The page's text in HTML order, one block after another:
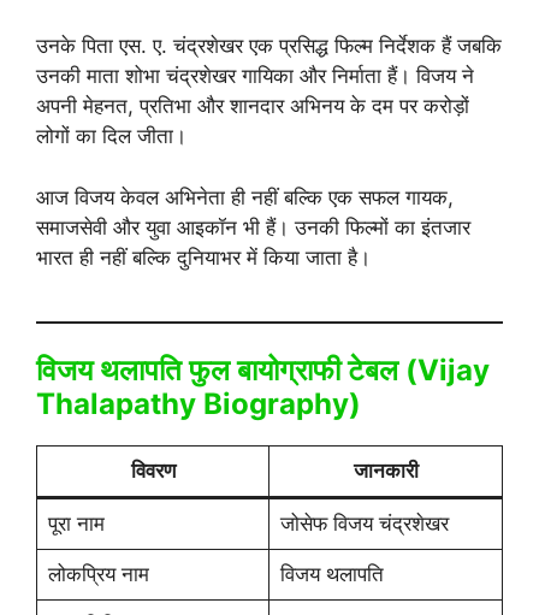
उनके पिता एस. ए. चंद्रशेखर एक प्रसिद्ध फिल्म निर्देशक हैं जबकि
उनकी माता शोभा चंद्रशेखर गायिका और निर्माता हैं। विजय ने
अपनी मेहनत, प्रतिभा और शानदार अभिनय के दम पर करोड़ों
लोगों का दिल जीता।
आज विजय केवल अभिनेता ही नहीं बल्कि एक सफल गायक,
समाजसेवी और युवा आइकॉन भी हैं। उनकी फिल्मों का इंतजार
भारत ही नहीं बल्कि दुनियाभर में किया जाता है।
विजय थलापति फुल बायोग्राफी टेबल (Vijay
Thalapathy Biography)
विवरण जानकारी
पूरा नाम जोसेफ विजय चंद्रशेखर
लोकप्रिय नाम विजय थलापति